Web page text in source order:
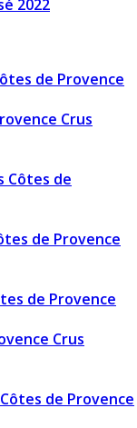
de Provence
Crus
Côtes de
de Provence
de Provence
Crus
de Provence